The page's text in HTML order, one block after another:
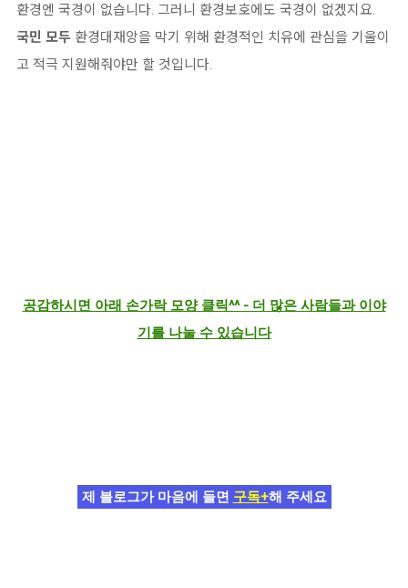
환경엔 국경이 없습니다. 그러니 환경보호에도 국경이 없겠지요.
국민 모두 환경대재앙을 막기 위해 환경적인 치유에 관심을 기울이
고 적극 지원해줘야만 할 것입니다.
공감하시면 아래 손가락 모양 클릭^^ - 더 많은 사람들과 이야
기를 나눌 수 있습니다
제 블로그가 마음에 들면 구독+해 주세요